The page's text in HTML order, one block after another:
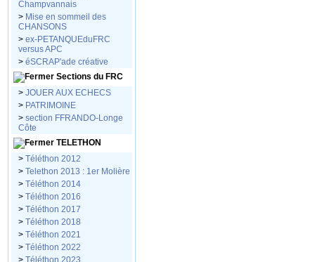
Champvannais
> Mise en sommeil des
CHANSONS
> ex-PETANQUEduFRC
versus APC
> éSCRAP'ade créative
Sections du FRC
> JOUER AUX ECHECS
> PATRIMOINE
> section FFRANDO-Longe
Côte
TELETHON
> Téléthon 2012
> Telethon 2013 : 1er Molière
> Téléthon 2014
> Téléthon 2016
> Téléthon 2017
> Téléthon 2018
> Téléthon 2021
> Téléthon 2022
> Téléthon 2023